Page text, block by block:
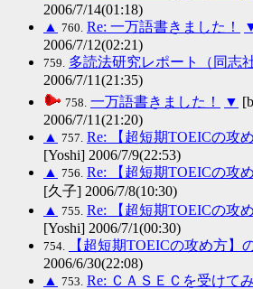
2006/7/14(01:18)
▲ 760. Re: 一万語書きました！
2006/7/12(02:21)
759. 多読法研究レポート（同志社
2006/7/11(21:35)
758. 一万語書きました！ ▼
2006/7/11(21:20)
▲ 757. Re: 【超短期TOEICの攻
[Yoshi] 2006/7/9(22:53)
▲ 756. Re: 【超短期TOEICの攻
[久子] 2006/7/8(10:30)
▲ 755. Re: 【超短期TOEICの攻
[Yoshi] 2006/7/1(00:30)
754. 【超短期TOEICの攻め方】
2006/6/30(22:08)
▲ 753. Re: ＣＡＳＥＣを受けて